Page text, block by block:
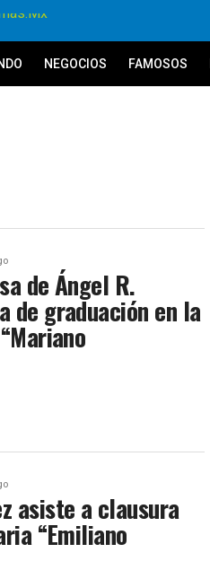
NEGOCIOS FAMOSOS
de Ángel R.
de graduación en la
asiste a clausura
“Emiliano